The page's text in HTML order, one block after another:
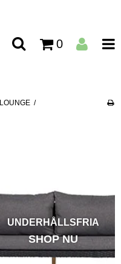
0
LOUNGE /
UNDERHÅLLSFRIA
SHOP NU